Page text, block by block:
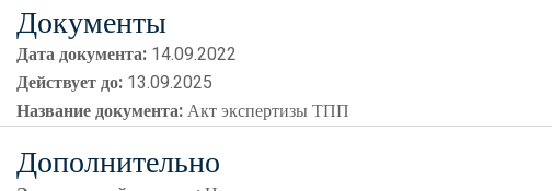
Документы
Дата документа: 14.09.2022
Действует до: 13.09.2025
Название документа:Акт экспертизы ТПП
Дополнительно